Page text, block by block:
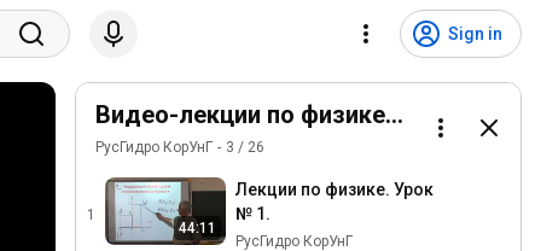
Sign in
Видео-лекции по физике МЭИ
РусГидро КорУнГ 3 / 26
1
44:11
Лекции по физике. Урок
№ 1.
РусГидро КорУнГ